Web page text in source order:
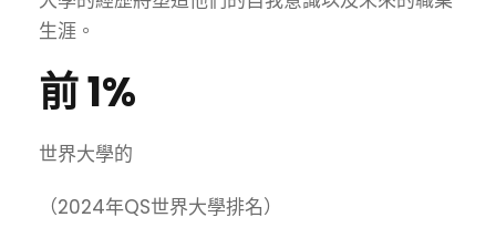
生涯。
前 1%
世界大學的
（2024年QS世界大學排名）